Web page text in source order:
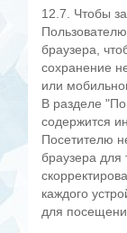
12.7. Чтобы
браузера,
сохранение
или
В разделе
содержится
Посетителю
браузера для
каждого
для